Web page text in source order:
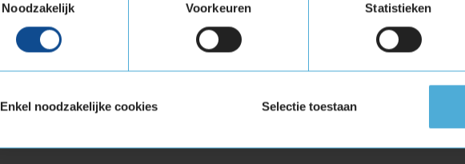
Noodzakelijk
Voorkeuren Statistieken
Enkel noodzakelijke cookies Selectie toestaan